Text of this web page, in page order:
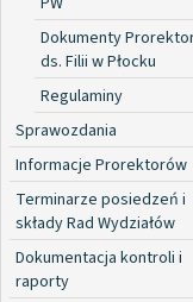
Dokumenty
ds. Filii w Płocku
Regulaminy
Sprawozdania
Informacje Prorektorów
Terminarze posiedzeń i
składy Rad Wydziałów
Dokumentacja kontroli i
raporty